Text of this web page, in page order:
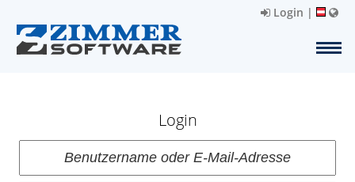
Login |
Login